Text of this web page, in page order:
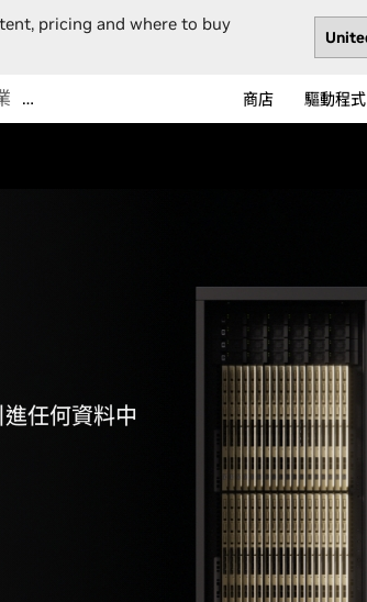
pricing and where to buy
… 商店 驅動程式
任何資料中